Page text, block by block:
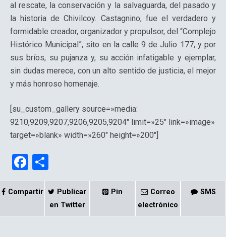
al rescate, la conservación y la salvaguarda, del pasado y
la historia de Chivilcoy. Castagnino, fue el verdadero y
formidable creador, organizador y propulsor, del “Complejo
Histórico Municipal”, sito en la calle 9 de Julio 177, y por
sus bríos, su pujanza y, su acción infatigable y ejemplar,
sin dudas merece, con un alto sentido de justicia, el mejor
y más honroso homenaje.
[su_custom_gallery source=»media:
9210,9209,9207,9206,9205,9204″ limit=»25″ link=»image»
target=»blank» width=»260″ height=»200″]
F
a
ce
o
m
p
Compartir
Publicar
en Twitter
Pin
Correo
electrónico
SMS